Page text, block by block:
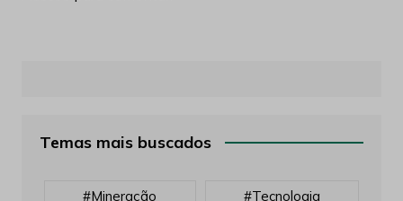
Temas mais buscados
#mineração #tecnologia